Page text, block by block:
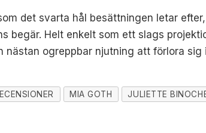
det svarta hål besättningen letar
begär. Helt enkelt som ett slags
nästan ogreppbar njutning att förlora sig
MIA GOTH JULIETTE